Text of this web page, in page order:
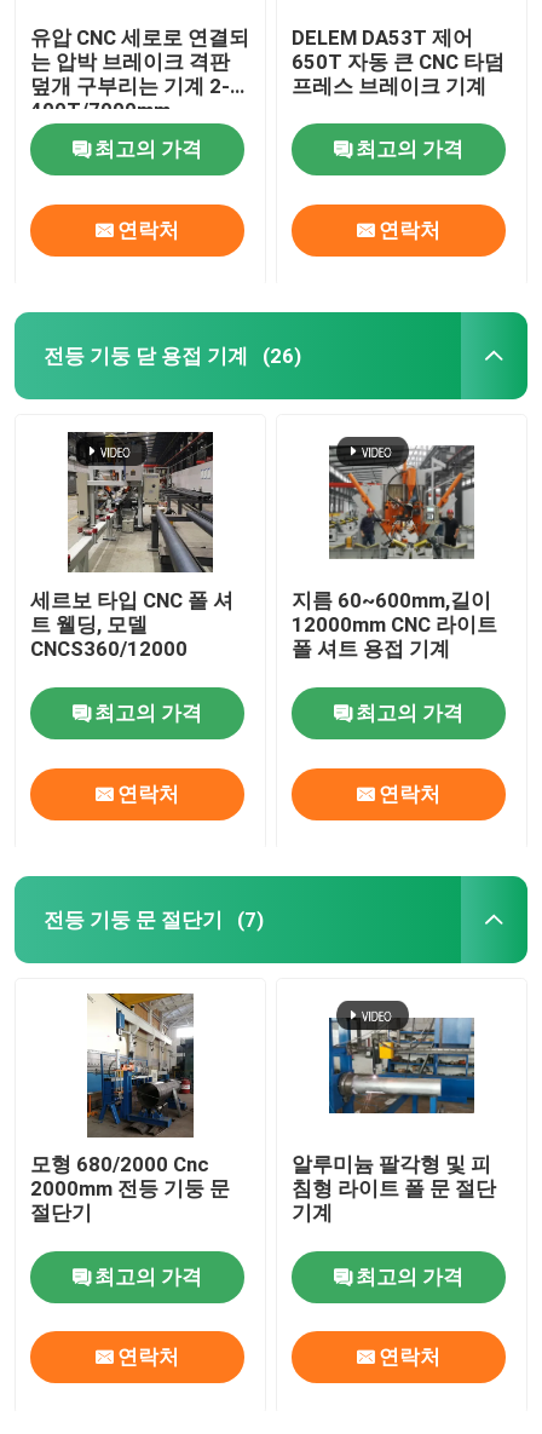
유압 CNC 세로로 연결되
는 압박 브레이크 격판
덮개 구부리는 기계 2-
400T/7000mm
최고의 가격
연락처
DELEM DA53T 제어
650T 자동 큰 CNC 타덤
프레스 브레이크 기계
최고의 가격
연락처
전등 기둥 닫 용접 기계 (26)
세르보 타입 CNC 폴 셔
트 웰딩, 모델
CNCS360/12000
최고의 가격
연락처
지름 60~600mm,길이
12000mm CNC 라이트
폴 셔트 용접 기계
최고의 가격
연락처
전등 기둥 문 절단기 (7)
모형 680/2000 Cnc
2000mm 전등 기둥 문
절단기
최고의 가격
연락처
알루미늄 팔각형 및 피
침형 라이트 폴 문 절단
기계
최고의 가격
연락처